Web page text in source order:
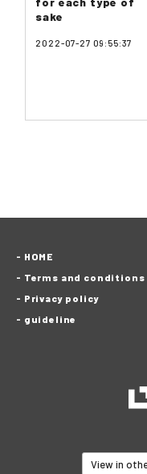
sake
2022-07-27 09:55:37
HOME
Terms and conditions
Privacy policy
guideline